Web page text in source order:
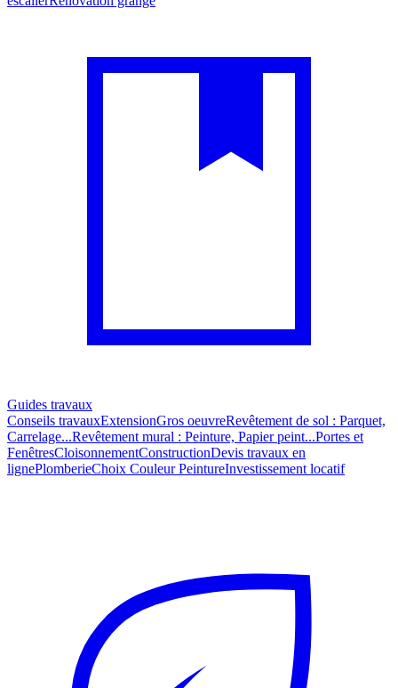
Guides travaux
Conseils travauxExtensionGros oeuvreRevêtement de sol : Parquet,
Carrelage...Revêtement mural : Peinture, Papier peint...Portes et
FenêtresCloisonnementConstructionDevis travaux en
lignePlomberieChoix Couleur PeintureInvestissement locatif